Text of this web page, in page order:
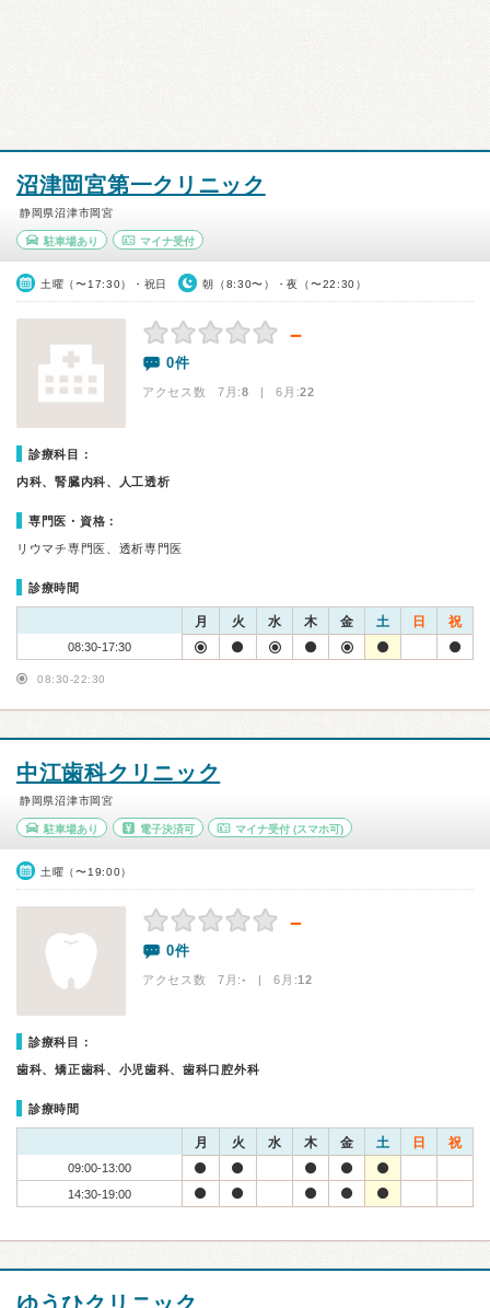
沼津岡宮第一クリニック
静岡県沼津市岡宮
駐車場あり マイナ受付
土曜（〜17:30）・祝日 朝（8:30〜）・夜（〜22:30）
－
0件
アクセス数 7月:8 | 6月:22
診療科目：
内科、腎臓内科、人工透析
専門医・資格：
リウマチ専門医、透析専門医
診療時間
月 火 水 木 金 土 日 祝
08:30-17:30
08:30-22:30
中江歯科クリニック
静岡県沼津市岡宮
駐車場あり 電子決済可 マイナ受付 (スマホ可)
土曜（〜19:00）
－
0件
アクセス数 7月:- | 6月:12
診療科目：
歯科、矯正歯科、小児歯科、歯科口腔外科
診療時間
月 火 水 木 金 土 日 祝
09:00-13:00
14:30-19:00